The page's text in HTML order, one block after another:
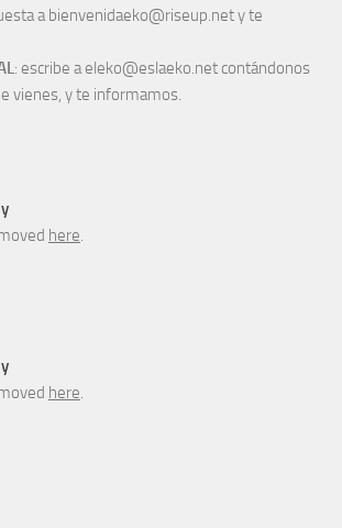
a bienvenidaeko@riseup.net y te
: escribe a eleko@eslaeko.net contándonos
vienes, y te informamos.
here.
here.